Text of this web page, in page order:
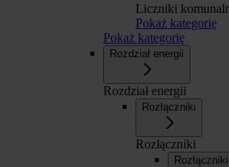
Liczniki
Pokaż kategorię
Pokaż kategorię
Rozdział energii
Rozdział energii
Rozłączniki
Rozłączniki